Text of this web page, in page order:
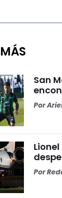
San
Por
Por